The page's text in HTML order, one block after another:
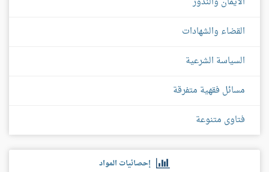
القضاء والشهادات
السياسة الشرعية
مسائل فقهية متفرقة
فتاوى متنوعة
إحصائيات المواد